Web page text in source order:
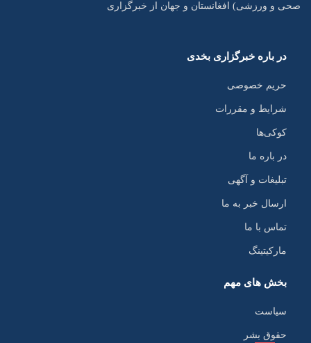
صحی و ورزشی) افغانستان و جهان از خبرگزاری
در باره خبرگزاری بخدی
حریم خصوصی
شرایط و مقررات
کوکی‌ها
در باره ما
تبلیغات و آگهی
ارسال خبر به ما
تماس با ما
مارکیتینگ
بخش های مهم
سیاست
حقوق بشر